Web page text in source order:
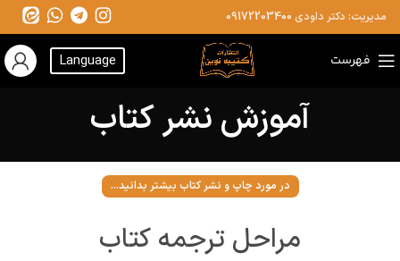
مدیریت: دکتر داودی 09172203400
فهرست Language
آموزش نشر کتاب
در مورد چاپ و نشر کتاب بیشتر بدانید...
مراحل ترجمه کتاب